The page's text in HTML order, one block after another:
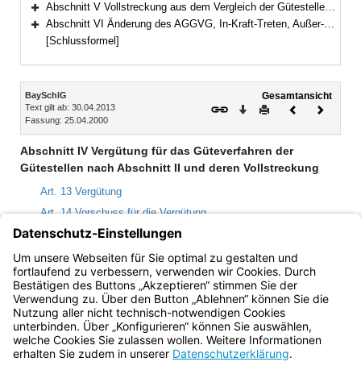
Bereich erweitern
Abschnitt V Vollstreckung aus dem Vergleich der Gütestellen und Klauselerteilung (Art. 18–19)
Bereich erweitern
Abschnitt VI Änderung des AGGVG, In-Kraft-Treten, Außer-Kraft-Treten und Übergangsvorschriften (Art. 20–22)
[Schlussformel]
Inhalt
BaySchlG
Text gilt ab: 30.04.2013
Fassung: 25.04.2000
Gesamtansicht
Download
DruckenVorheriges
Abschnitt IV Vergütung für das Güteverfahren der
Gütestellen nach Abschnitt II und deren Vollstreckung
Art. 13 Vergütung
Art. 14 Vorschuss für die Vergütung
Art. 15 Vergütungsfreiheit
Art. 16 Beitreibung der Vergütung durch die Staatskasse
Art. 17 Aufwendungen der Beteiligten
Bayern.de
BayernPortal